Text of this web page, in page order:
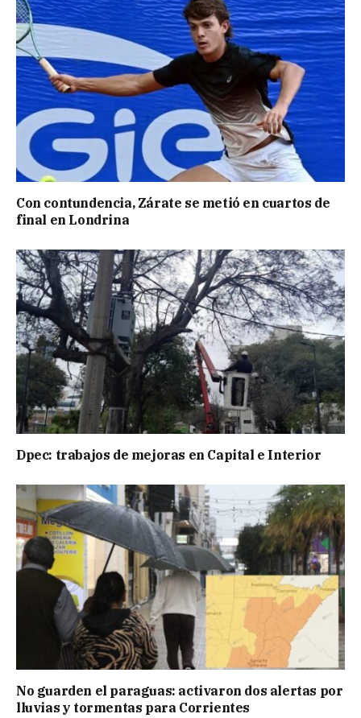
Con contundencia, Zárate se metió en cuartos de
final en Londrina
Dpec: trabajos de mejoras en Capital e Interior
No guarden el paraguas: activaron dos alertas por
lluvias y tormentas para Corrientes